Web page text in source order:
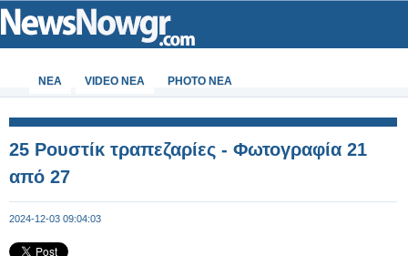
ΝΕΑ VIDEO NEA PHOTO NEA
25 Ρουστίκ τραπεζαρίες - Φωτογραφία 21
από 27
2024-12-03 09:04:03